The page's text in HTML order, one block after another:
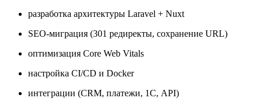
разработка архитектуры Laravel + Nuxt
SEO-миграция (301 редиректы, сохранение URL)
оптимизация Core Web Vitals
настройка CI/CD и Docker
интеграции (CRM, платежи, 1С, API)